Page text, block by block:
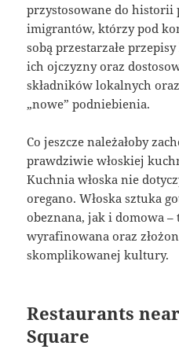
przystosowane do historii
imigrantów, którzy pod
sobą przestarzałe
ich ojczyzny oraz
składników lokalnych
„nowe” podniebienia.
Co jeszcze należałoby
prawdziwie włoskiej
Kuchnia włoska nie
oregano. Włoska sztuka
obeznana, jak i domowa
wyrafinowana oraz
skomplikowanej kultury.
Restaurants
Square